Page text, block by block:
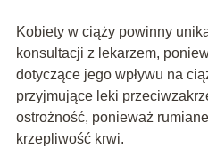
Kobiety w ciąży powinny
konsultacji z lekarzem,
dotyczące jego wpływu na
przyjmujące leki
ostrożność, ponieważ
krzepliwość krwi.